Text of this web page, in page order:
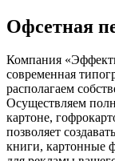
Офсетная
Компания
современная
располагаем
Осуществляем
картоне,
позволяет
книги, картонные